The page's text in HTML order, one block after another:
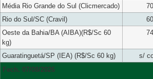
Média Rio Grande do Sul (Clicmercado)
Rio do Sul/SC (Cravil)
Oeste da Bahia/BA (AIBA)(R$/Sc 60
kg)
Guaratinguetá/SP (IEA) (R$/Sc 60 kg) s/
Fech. 07/08/2026